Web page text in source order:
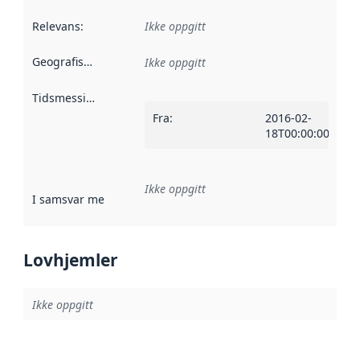
Relevans: Ikke oppgitt
Geografisk avgrensning :
Ikke oppgitt
Tidsmessig avgrensning
Fra:
2016-02-
18T00:00:00Z
I samsvar med Referanse til en implementasjonsregel
Ikke oppgitt
Lovhjemler
Ikke oppgitt